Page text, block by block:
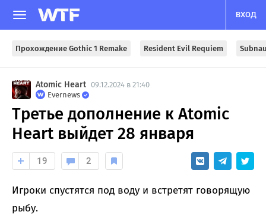
ВХОД
Прохождение Gothic 1 Remake Resident Evil Requiem
Atomic Heart 09.12.2024 в 21:40
Evernews
Третье дополнение к Atomic
Heart выйдет 28 января
19 2
Игроки спустятся под воду и встретят говорящую
рыбу.